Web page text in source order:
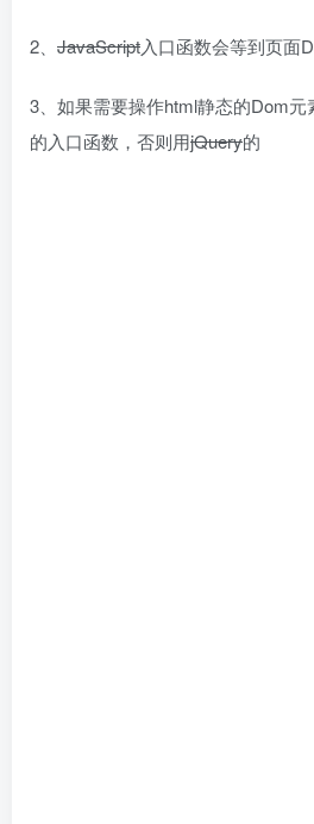
2、 JavaScript入口函数会等到页面
3、如果需要操作html静态的Dom元
的入口函数，否则用jQuery的